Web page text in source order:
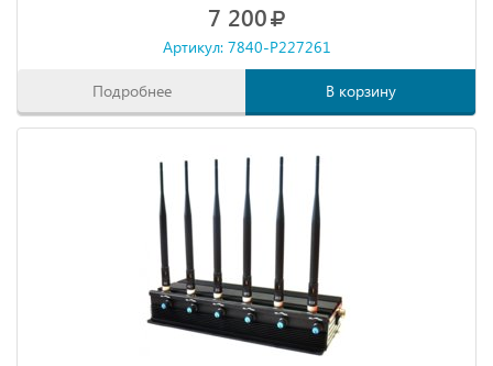
7 200
Артикул: 7840-P227261
Подробнее В корзину